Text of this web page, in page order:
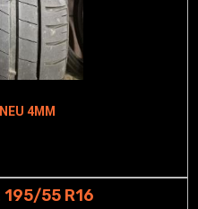
4MM
195/55 R16